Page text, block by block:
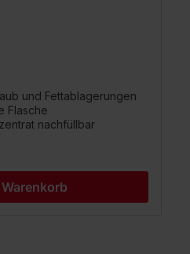
und Fettablagerungen
Flasche
nachfüllbar